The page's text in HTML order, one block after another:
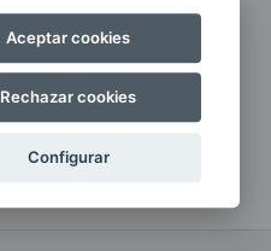
Aceptar cookies
Rechazar cookies
Configurar